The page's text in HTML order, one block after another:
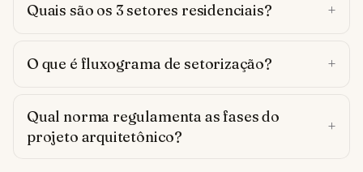
Quais são os 3 setores residenciais?
O que é fluxograma de setorização?
Qual norma regulamenta as fases do
projeto arquitetônico?